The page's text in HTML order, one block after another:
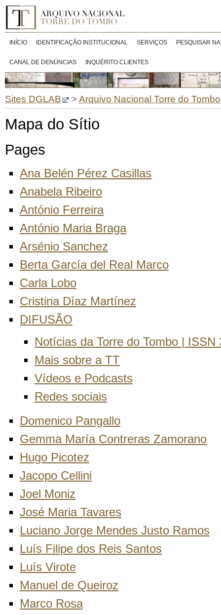
INÍCIO IDENTIFICAÇÃO INSTITUCIONAL SERVIÇOS PESQUISAR
CANAL DE DENÚNCIAS INQUÉRITO CLIENTES
Sites DGLAB >Arquivo Nacional Torre do Tombo
Mapa do Sítio
Pages
Ana Belén Pérez Casillas
Anabela Ribeiro
António Ferreira
António Maria Braga
Arsénio Sanchez
Berta García del Real Marco
Carla Lobo
Cristina Díaz Martínez
DIFUSÃO
Notícias da Torre do Tombo | ISSN
Mais sobre a TT
Vídeos e Podcasts
Redes sociais
Domenico Pangallo
Gemma María Contreras Zamorano
Hugo Picotez
Jacopo Cellini
Joel Moniz
José Maria Tavares
Luciano Jorge Mendes Justo Ramos
Luís Filipe dos Reis Santos
Luís Virote
Manuel de Queiroz
Marco Rosa